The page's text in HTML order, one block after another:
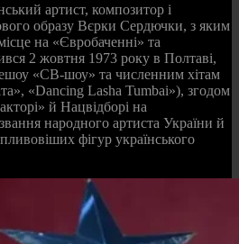
артист, композитор і
образу Вєрки Сердючки, з яким
на «Євробаченні» та
2 жовтня 1973 року в Полтаві,
«СВ‑шоу» та численним хітам
«Dancing Lasha Tumbai»), згодом
й Нацвідборі на
народного артиста України й
фігур українського